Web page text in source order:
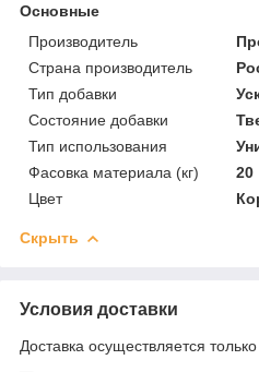
Основные
Производитель
Страна производитель
Тип добавки
Состояние добавки
Тип использования
Фасовка материала (кг)
20
Цвет
Скрыть
Условия доставки
Доставка осуществляется